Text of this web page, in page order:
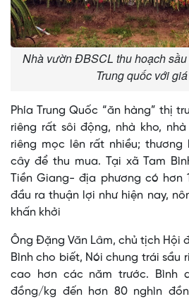
Nhà vườn ĐBSCL thu hoạch
Trung quốc với
Phía Trung Quốc “ăn hàng” thị
riêng rất sôi động, nhà kho,
riêng mọc lên rất nhiều;
cây để thu mua. Tại xã Tam
Tiền Giang- địa phương có hơn
đầu ra thuận lợi như hiện nay,
khấn khởi
Ông Đặng Văn Lâm, chủ tịch Hội
Bình cho biết, Nói chung trái sầu
cao hơn các năm trước. Bình
đồng/kg đến hơn 80 nghìn